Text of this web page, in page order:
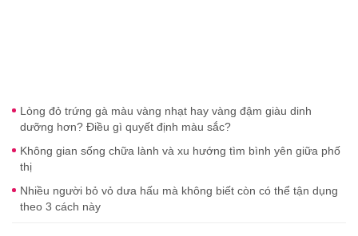
Lòng đỏ trứng gà màu vàng nhạt hay vàng đậm giàu dinh
dưỡng hơn? Điều gì quyết định màu sắc?
Không gian sống chữa lành và xu hướng tìm bình yên giữa phố
thị
Nhiều người bỏ vỏ dưa hấu mà không biết còn có thể tận dụng
theo 3 cách này